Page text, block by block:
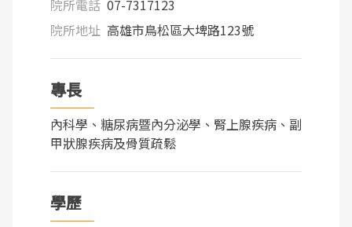
院所電話 07-7317123
院所地址 高雄市鳥松區大埤路123號
專長
內科學、糖尿病暨內分泌學、腎上腺疾病、副
甲狀腺疾病及骨質疏鬆
學歷